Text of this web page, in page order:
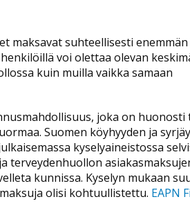
maksavat suhteellisesti
voi olettaa olevan
kuin muilla vaikka samaan
joka on
Suomen köyhyyden ja
kyselyaineistossa
terveydenhuollon
kunnissa. Kyselyn mukaan
olisi kohtuullistettu. EAPN